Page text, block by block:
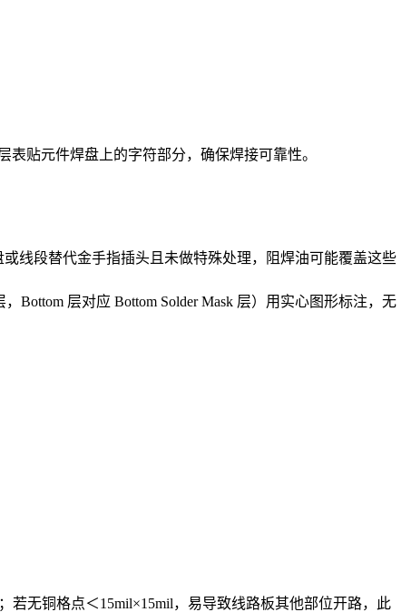
贴元件焊盘上的字符部分，确保焊接可靠性。
线段替代金手指插头且未做特殊处理，阻焊油可能覆盖这些
Bottom 层对应 Bottom Solder Mask 层）用实心图形标注，无
若无铜格点＜15mil×15mil，易导致线路板其他部位开路，此